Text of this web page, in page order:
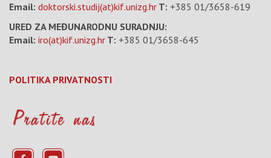
Email: doktorski.studij(at)kif.unizg.hr T: +385 01/3658-619
URED ZA MEĐUNARODNU SURADNJU:
Email: iro(at)kif.unizg.hr T: +385 01/3658-645
POLITIKA PRIVATNOSTI